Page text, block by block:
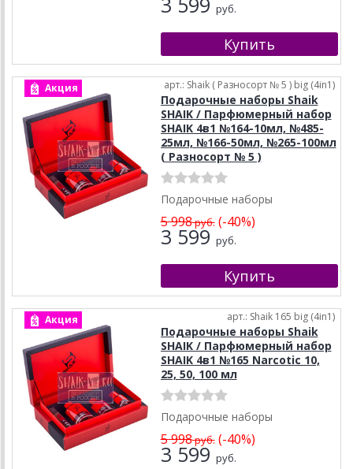
руб.
Акция арт.: Shaik ( Разносорт № 5 ) big (4in1)
Подарочные наборы Shaik
SHAIK / Парфюмерный набор
SHAIK 4в1 №164-10мл, №485-
25мл, №166-50мл, №265-100мл
( Разносорт № 5 )
Подарочные наборы
5 998руб.(-40%)
3 599 руб.
Акция арт.: Shaik 165 big (4in1)
Подарочные наборы Shaik
SHAIK / Парфюмерный набор
SHAIK 4в1 №165 Narcotic 10,
25, 50, 100 мл
Подарочные наборы
5 998руб.(-40%)
3 599 руб.